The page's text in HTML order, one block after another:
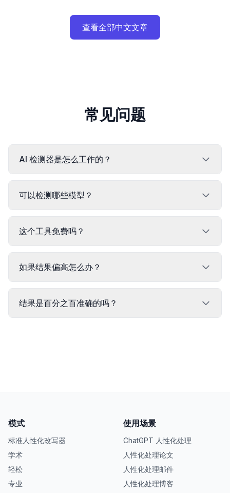
查看全部中文文章
常见问题
AI 检测器是怎么工作的？
可以检测哪些模型？
这个工具免费吗？
如果结果偏高怎么办？
结果是百分之百准确的吗？
模式
标准人性化改写器
学术
轻松
专业
使用场景
ChatGPT 人性化处理
人性化处理论文
人性化处理邮件
人性化处理博客